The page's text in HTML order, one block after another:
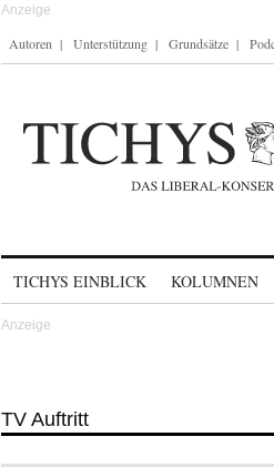
Autoren Unterstützung Grundsätze
TICHYS EINBLICK KOLUMNEN
TV Auftritt